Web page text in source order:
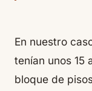
En nuestro
tenían unos 15
bloque de